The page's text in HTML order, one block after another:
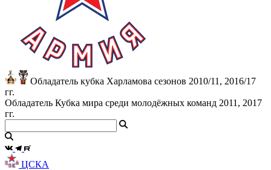
Обладатель кубка Харламова сезонов 2010/11, 2016/17
гг.
Обладатель Кубка мира среди молодёжных команд 2011, 2017
гг.
ЦСКА